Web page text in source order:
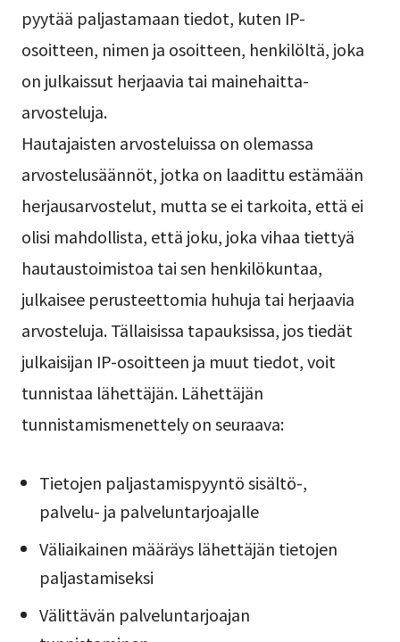
pyytää paljastamaan tiedot, kuten IP-
osoitteen, nimen ja osoitteen, henkilöltä, joka
on julkaissut herjaavia tai mainehaitta-
arvosteluja.
Hautajaisten arvosteluissa on olemassa
arvostelusäännöt, jotka on laadittu estämään
herjausarvostelut, mutta se ei tarkoita, että ei
olisi mahdollista, että joku, joka vihaa tiettyä
hautaustoimistoa tai sen henkilökuntaa,
julkaisee perusteettomia huhuja tai herjaavia
arvosteluja. Tällaisissa tapauksissa, jos tiedät
julkaisijan IP-osoitteen ja muut tiedot, voit
tunnistaa lähettäjän. Lähettäjän
tunnistamismenettely on seuraava:
Tietojen paljastamispyyntö sisältö-,
palvelu- ja palveluntarjoajalle
Väliaikainen määräys lähettäjän tietojen
paljastamiseksi
Välittävän palveluntarjoajan